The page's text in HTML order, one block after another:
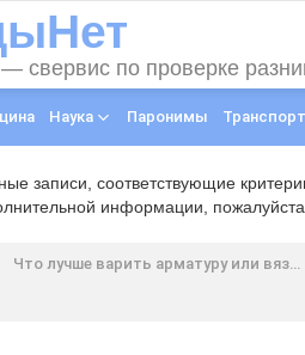
свервис по проверке
Наука Паронимы Транспорт
записи, соответствующие
информации,
Что лучше варить арматуру или вязать?